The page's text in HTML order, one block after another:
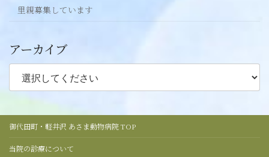
里親募集しています
アーカイブ
御代田町・軽井沢 あさま動物病院 TOP
当院の診療について